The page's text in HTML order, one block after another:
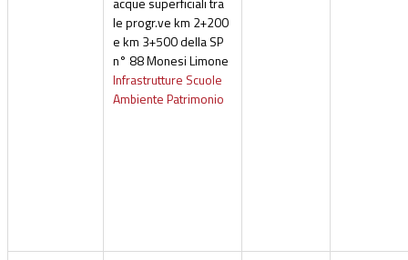
le progr.ve km 2+200
e km 3+500 della SP
n° 88 Monesi Limone
Infrastrutture Scuole
Ambiente Patrimonio